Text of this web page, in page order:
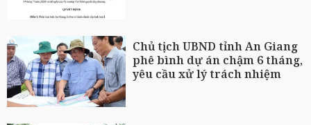
Chủ tịch UBND tỉnh An Giang
phê bình dự án chậm 6 tháng,
yêu cầu xử lý trách nhiệm